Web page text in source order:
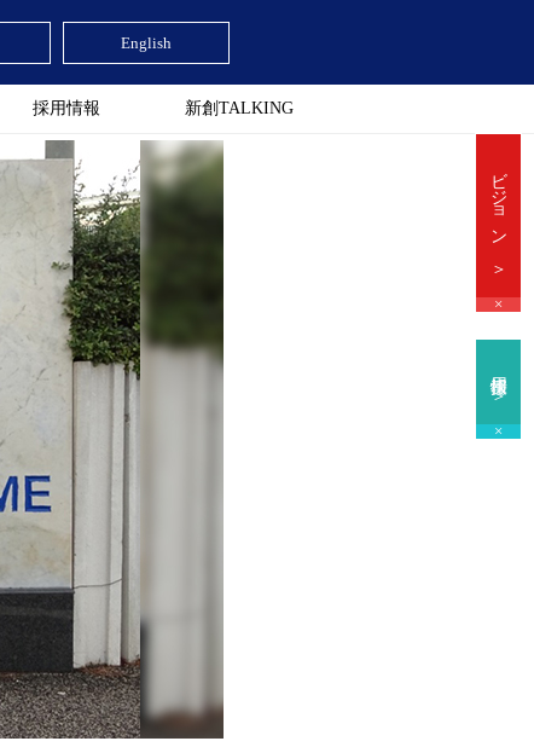
English
採用情報 新創TALKING
ビジョン ＞
×
採用情報 ＞
×